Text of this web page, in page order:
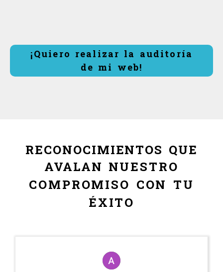
¡Quiero realizar la auditoría
de mi web!
RECONOCIMIENTOS QUE
AVALAN NUESTRO
COMPROMISO CON TU
ÉXITO